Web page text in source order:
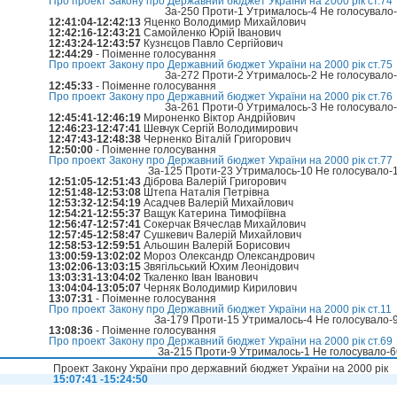
За-250 Проти-1 Утрималось-4 Не
12:41:04-12:42:13 Яценко Володимир Михайлович
12:42:16-12:43:21 Самойленко Юрій Іванович
12:43:24-12:43:57 Кузнєцов Павло Сергійович
12:44:29 - Поіменне голосування
Про проект Закону про Державний бюджет України на 2000 рік ст.75
За-272 Проти-2 Утрималось-2 Не
12:45:33 - Поіменне голосування
Про проект Закону про Державний бюджет України на 2000 рік ст.76
За-261 Проти-0 Утрималось-3 Не
12:45:41-12:46:19 Мироненко Віктор Андрійович
12:46:23-12:47:41 Шевчук Сергій Володимирович
12:47:43-12:48:38 Черненко Віталій Григорович
12:50:00 - Поіменне голосування
Про проект Закону про Державний бюджет України на 2000 рік ст.77
За-125 Проти-23 Утрималось-10 Не
12:51:05-12:51:43 Діброва Валерій Григорович
12:51:48-12:53:08 Штепа Наталія Петрівна
12:53:32-12:54:19 Асадчев Валерій Михайлович
12:54:21-12:55:37 Ващук Катерина Тимофіївна
12:56:47-12:57:41 Сокерчак Вячеслав Михайлович
12:57:45-12:58:47 Сушкевич Валерій Михайлович
12:58:53-12:59:51 Альошин Валерій Борисович
13:00:59-13:02:02 Мороз Олександр Олександрович
13:02:06-13:03:15 Звягільський Юхим Леонідович
13:03:31-13:04:02 Ткаленко Іван Іванович
13:04:04-13:05:07 Черняк Володимир Кирилович
13:07:31 - Поіменне голосування
Про проект Закону про Державний бюджет України на 2000 рік ст.11
За-179 Проти-15 Утрималось-4 Не
13:08:36 - Поіменне голосування
Про проект Закону про Державний бюджет України на 2000 рік ст.69
За-215 Проти-9 Утрималось-1 Не голосувало-
Проект Закону України про державний бюджет України на 2000 рік
15:07:41 -15:24:50